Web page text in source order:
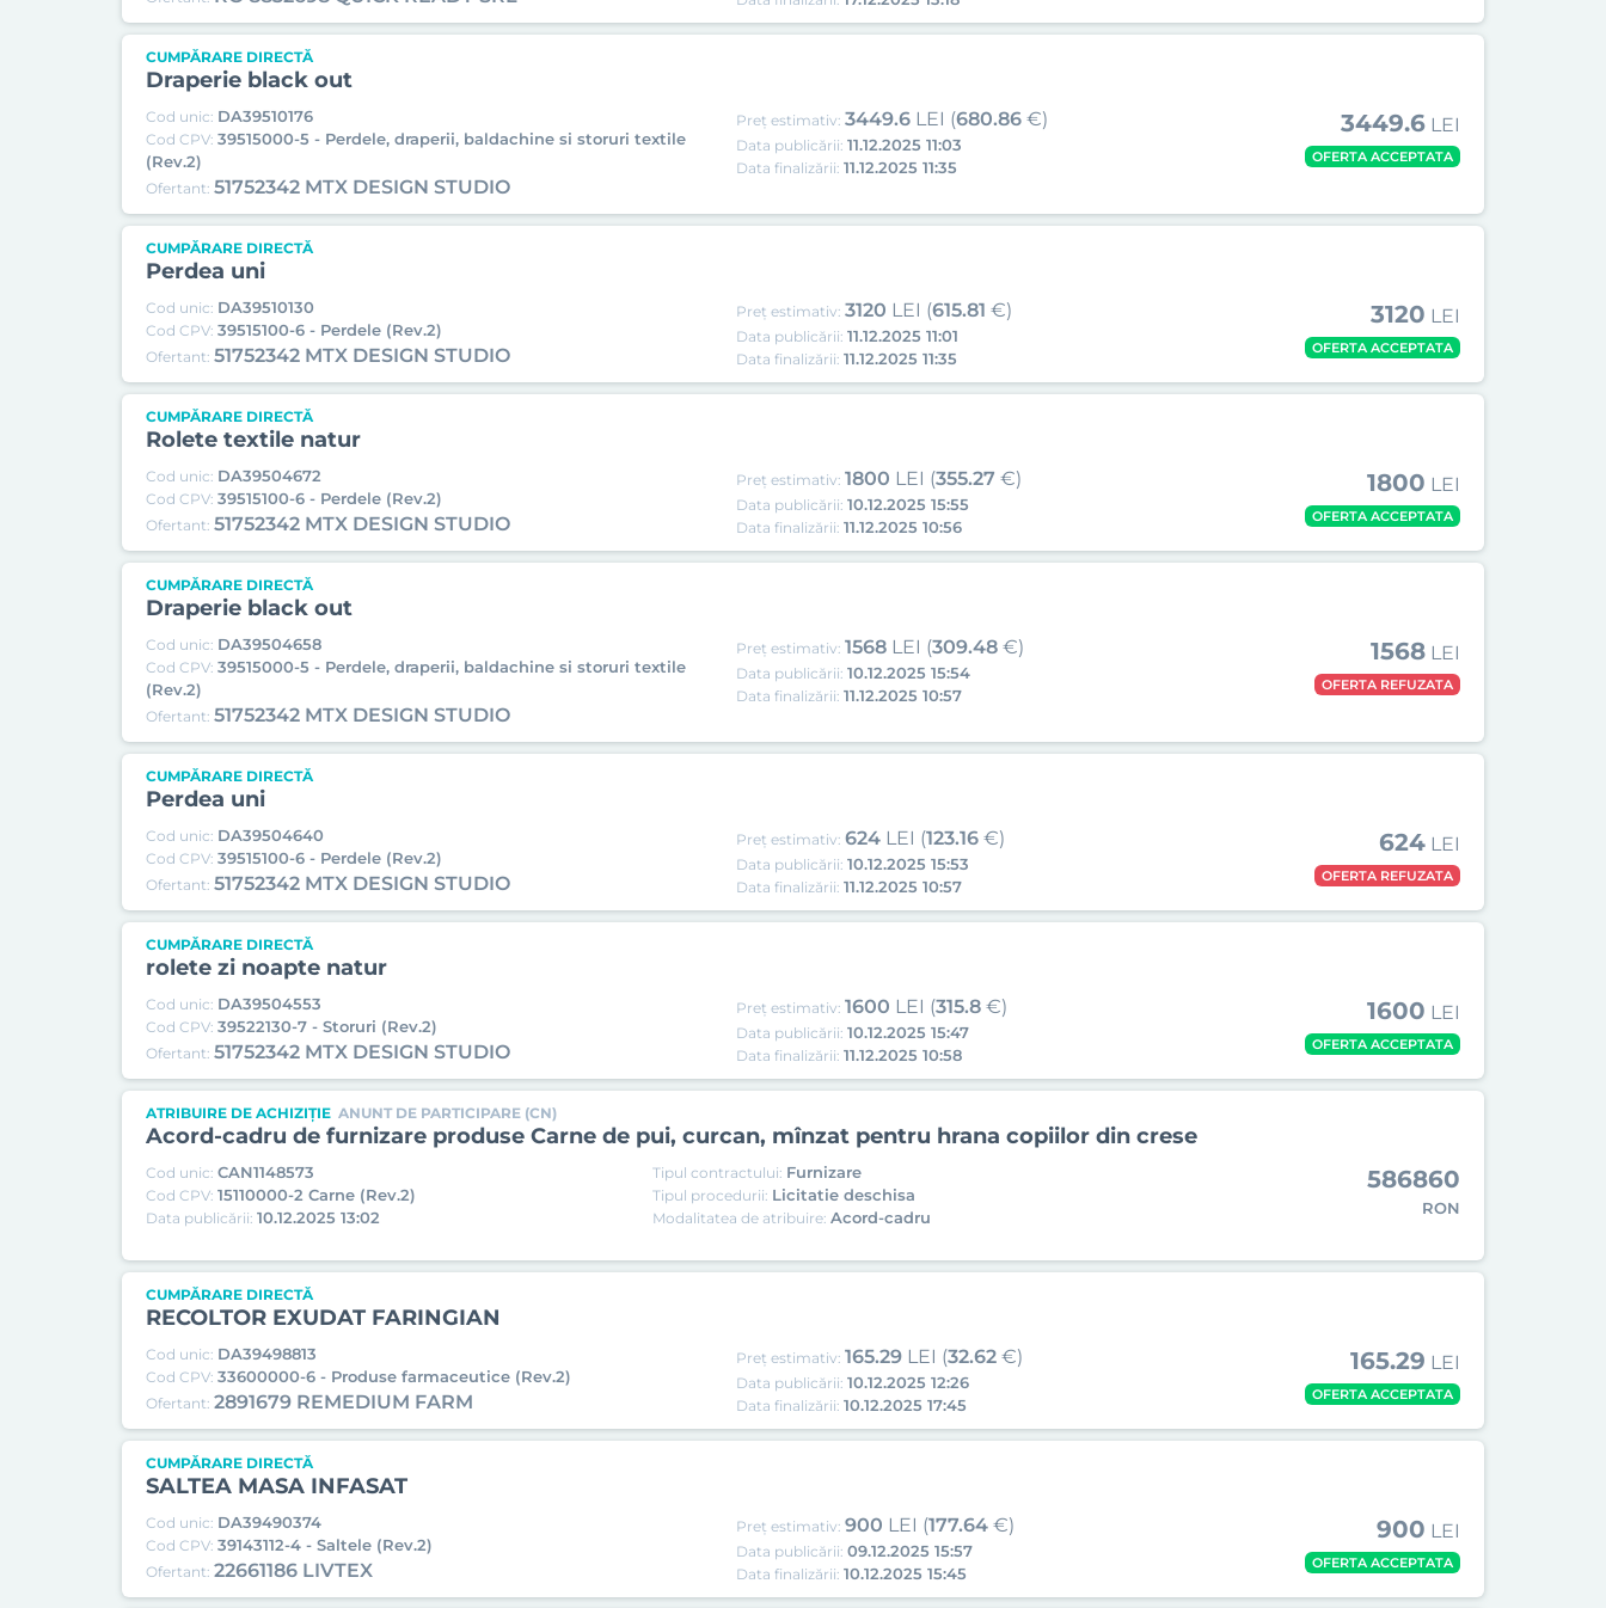
CUMPĂRARE DIRECTĂ
Draperie black out
Cod unic: DA39510176
Cod CPV: 39515000-5 - Perdele, draperii, baldachine si storuri textile
(Rev.2)
Ofertant: 51752342 MTX DESIGN STUDIO
Preț estimativ:3449.6 LEI (680.86 €)
Data publicării:11.12.2025 11:03
Data finalizării:11.12.2025 11:35
3449.6 LEI
OFERTA ACCEPTATA
CUMPĂRARE DIRECTĂ
Perdea uni
Cod unic: DA39510130
Cod CPV: 39515100-6 - Perdele (Rev.2)
Ofertant: 51752342 MTX DESIGN STUDIO
Preț estimativ:3120 LEI (615.81 €)
Data publicării:11.12.2025 11:01
Data finalizării:11.12.2025 11:35
3120 LEI
OFERTA ACCEPTATA
CUMPĂRARE DIRECTĂ
Rolete textile natur
Cod unic: DA39504672
Cod CPV: 39515100-6 - Perdele (Rev.2)
Ofertant: 51752342 MTX DESIGN STUDIO
Preț estimativ:1800 LEI (355.27 €)
Data publicării:10.12.2025 15:55
Data finalizării:11.12.2025 10:56
1800 LEI
OFERTA ACCEPTATA
CUMPĂRARE DIRECTĂ
Draperie black out
Cod unic: DA39504658
Cod CPV: 39515000-5 - Perdele, draperii, baldachine si storuri textile
(Rev.2)
Ofertant: 51752342 MTX DESIGN STUDIO
Preț estimativ:1568 LEI (309.48 €)
Data publicării:10.12.2025 15:54
Data finalizării:11.12.2025 10:57
1568 LEI
OFERTA REFUZATA
CUMPĂRARE DIRECTĂ
Perdea uni
Cod unic: DA39504640
Cod CPV: 39515100-6 - Perdele (Rev.2)
Ofertant: 51752342 MTX DESIGN STUDIO
Preț estimativ:624 LEI (123.16 €)
Data publicării:10.12.2025 15:53
Data finalizării:11.12.2025 10:57
624 LEI
OFERTA REFUZATA
CUMPĂRARE DIRECTĂ
rolete zi noapte natur
Cod unic: DA39504553
Cod CPV: 39522130-7 - Storuri (Rev.2)
Ofertant: 51752342 MTX DESIGN STUDIO
Preț estimativ:1600 LEI (315.8 €)
Data publicării:10.12.2025 15:47
Data finalizării:11.12.2025 10:58
1600 LEI
OFERTA ACCEPTATA
ATRIBUIRE DE ACHIZIȚIE ANUNT DE PARTICIPARE (CN)
Acord-cadru de furnizare produse Carne de pui, curcan, mînzat pentru hrana copiilor din crese
Cod unic: CAN1148573
Cod CPV: 15110000-2 Carne (Rev.2)
Data publicării: 10.12.2025 13:02
Tipul contractului: Furnizare
Tipul procedurii: Licitatie deschisa
Modalitatea de atribuire: Acord-cadru
586860
RON
CUMPĂRARE DIRECTĂ
RECOLTOR EXUDAT FARINGIAN
Cod unic: DA39498813
Cod CPV: 33600000-6 - Produse farmaceutice (Rev.2)
Ofertant: 2891679 REMEDIUM FARM
Preț estimativ:165.29 LEI (32.62 €)
Data publicării:10.12.2025 12:26
Data finalizării:10.12.2025 17:45
165.29 LEI
OFERTA ACCEPTATA
CUMPĂRARE DIRECTĂ
SALTEA MASA INFASAT
Cod unic: DA39490374
Cod CPV: 39143112-4 - Saltele (Rev.2)
Ofertant: 22661186 LIVTEX
Preț estimativ:900 LEI (177.64 €)
Data publicării:09.12.2025 15:57
Data finalizării:10.12.2025 15:45
900 LEI
OFERTA ACCEPTATA